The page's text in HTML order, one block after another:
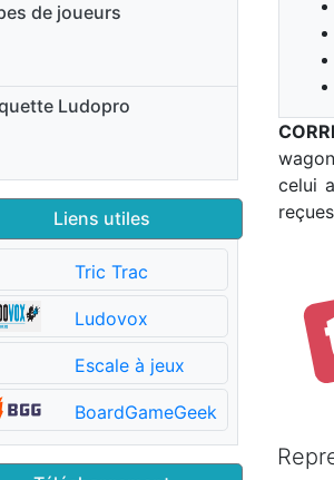
de joueurs
Ludopro
Liens utiles
Tric Trac
Ludovox
Escale à jeux
BoardGameGeek
celui